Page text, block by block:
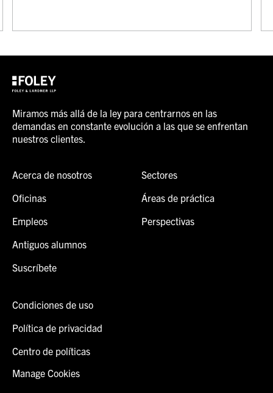
Miramos más allá de la ley para centrarnos en las
demandas en constante evolución a las que se enfrentan
nuestros clientes.
Acerca de nosotros
Oficinas
Empleos
Antiguos alumnos
Suscríbete
Sectores
Áreas de práctica
Perspectivas
Condiciones de uso
Política de privacidad
Centro de políticas
Manage Cookies